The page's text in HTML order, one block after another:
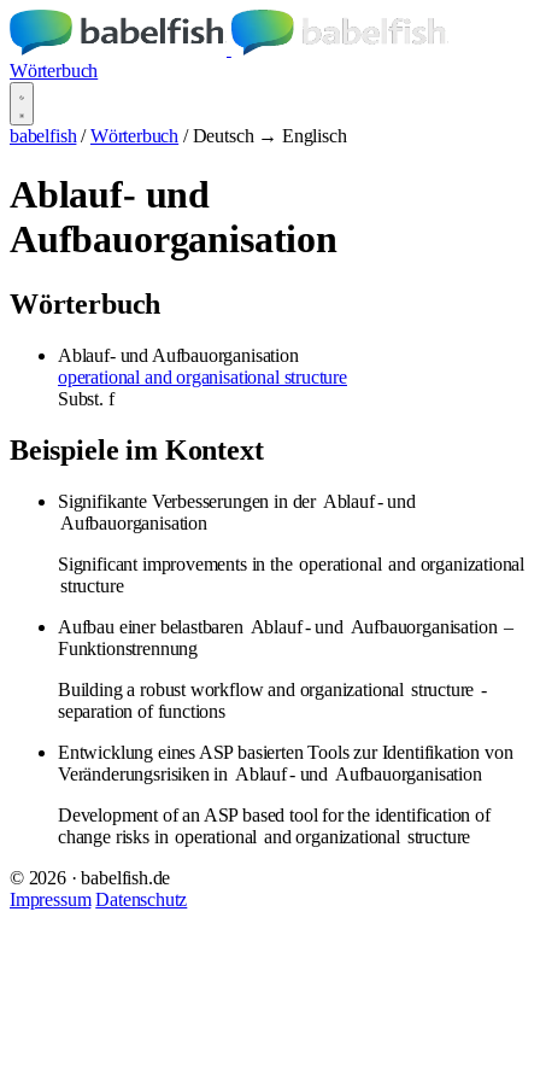
Wörterbuch
babelfish / Wörterbuch / Deutsch → Englisch
Ablauf- und
Aufbauorganisation
Wörterbuch
Ablauf- und Aufbauorganisation
operational and organisational structure
Subst. f
Beispiele im Kontext
Signifikante Verbesserungen in der Ablauf- und
Aufbauorganisation
Significant improvements in the operational and organizational
structure
Aufbau einer belastbaren Ablauf- und Aufbauorganisation –
Funktionstrennung
Building a robust workflow and organizational structure -
separation of functions
Entwicklung eines ASP basierten Tools zur Identifikation von
Veränderungsrisiken in Ablauf- und Aufbauorganisation
Development of an ASP based tool for the identification of
change risks in operational and organizational structure
© 2026 · babelfish.de
Impressum Datenschutz